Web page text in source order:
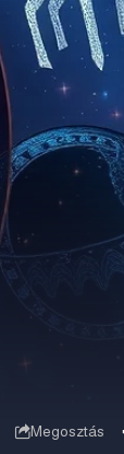
Megosztás